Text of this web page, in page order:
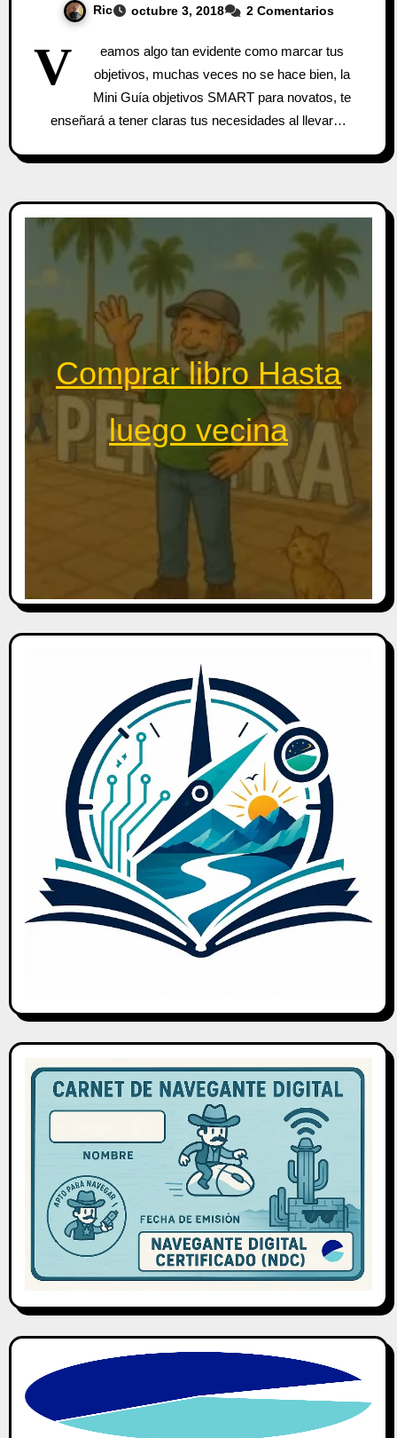
Ric octubre 3, 2018 2 Comentarios
V
eamos algo tan evidente como marcar tus
objetivos, muchas veces no se hace bien, la
Mini Guía objetivos SMART para novatos, te
enseñará a tener claras tus necesidades al llevar…
Comprar libro Hasta
luego vecina